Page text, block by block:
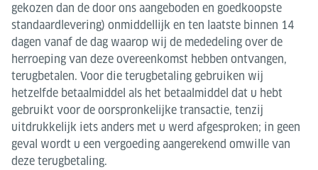
gekozen dan de door ons aangeboden en goedkoopste
standaardlevering) onmiddellijk en ten laatste binnen 14
dagen vanaf de dag waarop wij de mededeling over de
herroeping van deze overeenkomst hebben ontvangen,
terugbetalen. Voor die terugbetaling gebruiken wij
hetzelfde betaalmiddel als het betaalmiddel dat u hebt
gebruikt voor de oorspronkelijke transactie, tenzij
uitdrukkelijk iets anders met u werd afgesproken; in geen
geval wordt u een vergoeding aangerekend omwille van
deze terugbetaling.